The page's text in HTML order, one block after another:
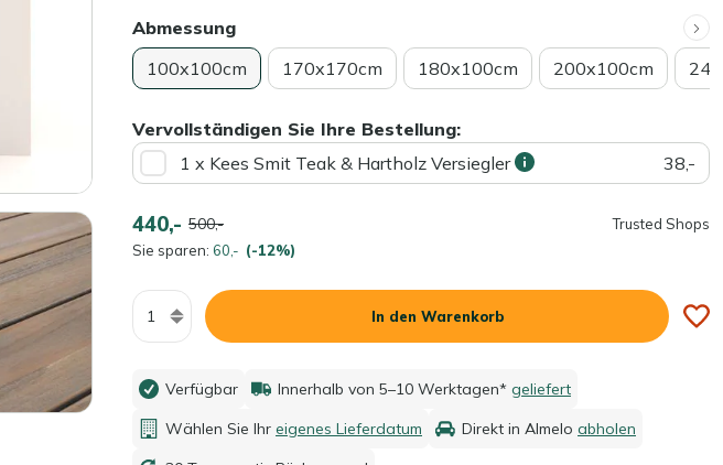
Abmessung
100x100cm
170x170cm 180x100cm 200x100cm
Vervollständigen Sie Ihre Bestellung:
1 x Kees Smit Teak & Hartholz Versiegler
38,-
440,- 500,-
Sie sparen: 60,- (-12%)
Trusted Shops
Menge
In den Warenkorb
Verfügbar Innerhalb von 5–10 Werktagen* geliefert
Wählen Sie Ihr eigenes Lieferdatum Direkt in Almelo abholen